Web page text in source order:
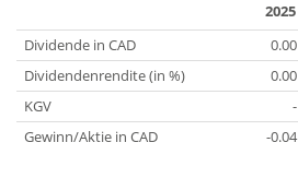
2025
Dividende in CAD
0.00
Dividendenrendite (in %)
0.00
KGV
-
Gewinn/Aktie in CAD
-0.04